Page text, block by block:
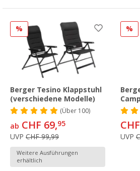
%
Berger Tesino Klappstuhl
(verschiedene Modelle)
(Über100)
ab CHF 69,95
UVP CHF 99,99
Weitere Ausführungen
erhältlich
%
UVP